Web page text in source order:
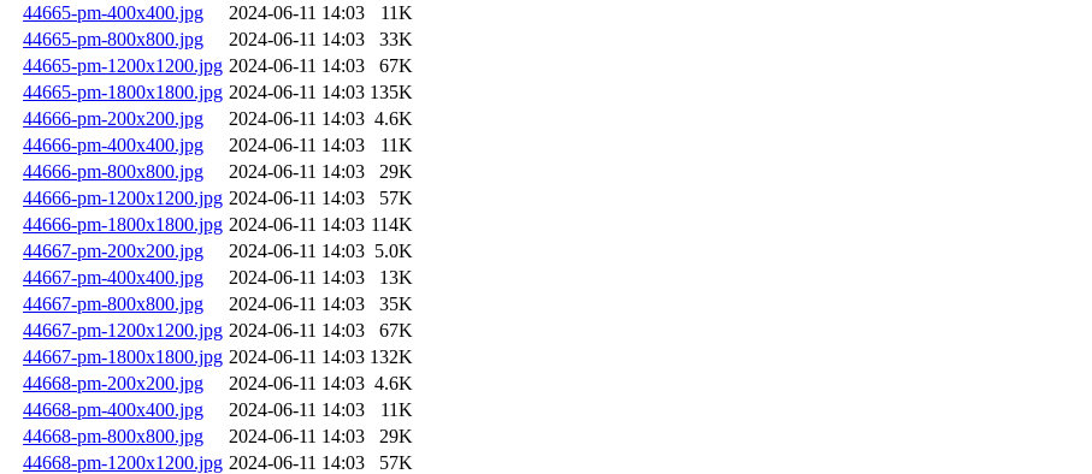
44665-pm-400x400.jpg
2024-06-11 14:03
11K
44665-pm-800x800.jpg
2024-06-11 14:03
33K
44665-pm-1200x1200.jpg 2024-06-11 14:03
67K
44665-pm-1800x1800.jpg 2024-06-11 14:03 135K
44666-pm-200x200.jpg
2024-06-11 14:03 4.6K
44666-pm-400x400.jpg
2024-06-11 14:03
11K
44666-pm-800x800.jpg
2024-06-11 14:03
29K
44666-pm-1200x1200.jpg 2024-06-11 14:03
57K
44666-pm-1800x1800.jpg 2024-06-11 14:03 114K
44667-pm-200x200.jpg
2024-06-11 14:03 5.0K
44667-pm-400x400.jpg
2024-06-11 14:03
13K
44667-pm-800x800.jpg
2024-06-11 14:03
35K
44667-pm-1200x1200.jpg 2024-06-11 14:03
67K
44667-pm-1800x1800.jpg 2024-06-11 14:03 132K
44668-pm-200x200.jpg
2024-06-11 14:03 4.6K
44668-pm-400x400.jpg
2024-06-11 14:03
11K
44668-pm-800x800.jpg
2024-06-11 14:03
29K
44668-pm-1200x1200.jpg 2024-06-11 14:03
57K